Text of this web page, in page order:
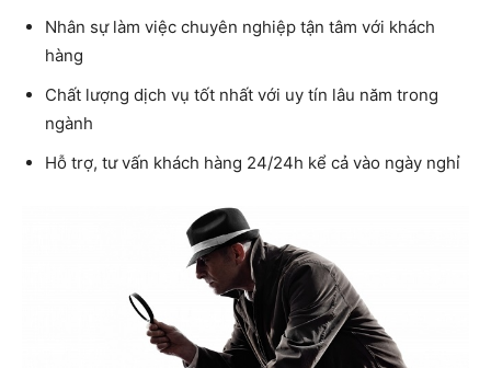
Nhân sự làm việc chuyên nghiệp tận tâm với khách
hàng
Chất lượng dịch vụ tốt nhất với uy tín lâu năm trong
ngành
Hỗ trợ, tư vấn khách hàng 24/24h kể cả vào ngày nghỉ